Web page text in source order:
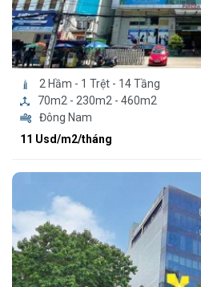
2 Hầm - 1 Trệt - 14 Tầng
70m2 - 230m2 - 460m2
Đông Nam
11 Usd/m2/tháng